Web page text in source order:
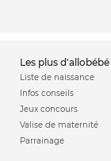
les plus d'allobébé
Liste de naissance
Infos conseils
Jeux concours
Valise de maternité
Parrainage